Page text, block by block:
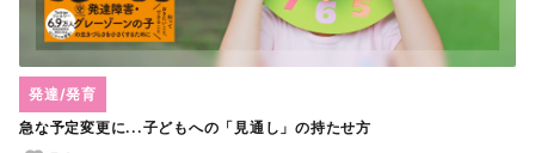
急な予定変更に...子どもへの「見通し」の持たせ方
発達/発育